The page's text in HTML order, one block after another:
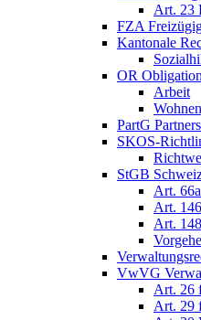
Art. 23
FZA
Kantonale
OR
Arbeit
Wohnen
PartG
SKOS-
StGB
Art.
Art.
Art.
VwVG
Art. 26
Art. 29